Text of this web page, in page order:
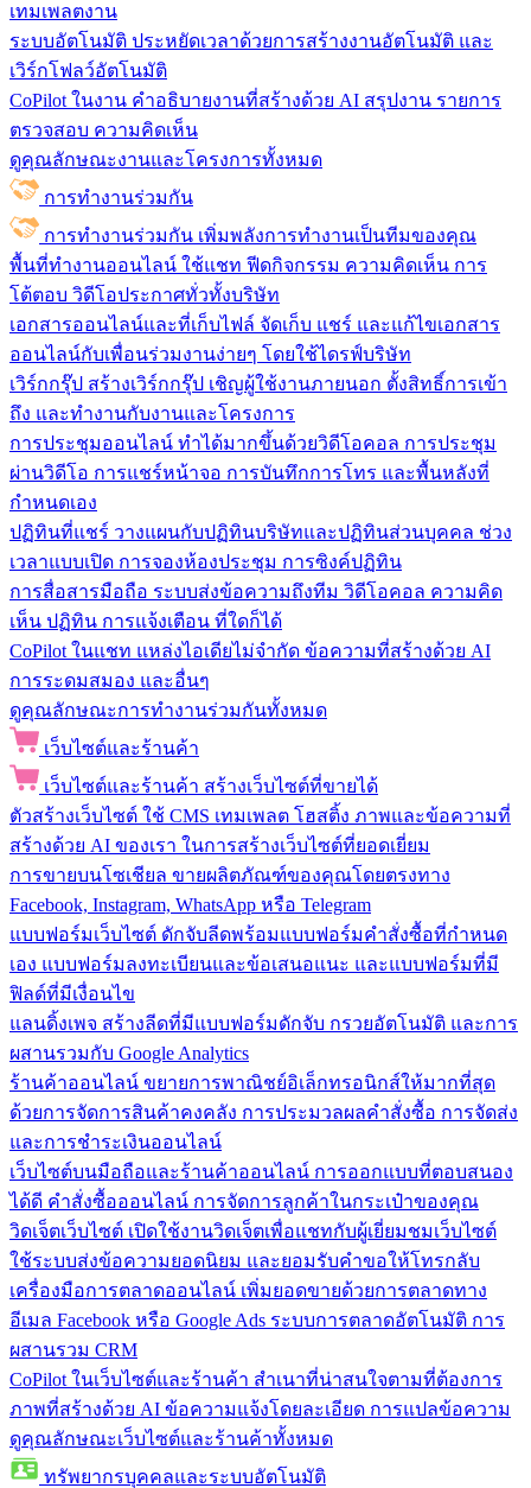
เทมเพลตงาน
ระบบอัตโนมัติ ประหยัดเวลาด้วยการสร้างงานอัตโนมัติ และ
เวิร์กโฟลว์อัตโนมัติ
CoPilot ในงาน คำอธิบายงานที่สร้างด้วย AI สรุปงาน รายการ
ตรวจสอบ ความคิดเห็น
ดูคุณลักษณะงานและโครงการทั้งหมด
การทำงานร่วมกัน
การทำงานร่วมกัน เพิ่มพลังการทำงานเป็นทีมของคุณ
พื้นที่ทำงานออนไลน์ ใช้แชท ฟีดกิจกรรม ความคิดเห็น การ
โต้ตอบ วิดีโอประกาศทั่วทั้งบริษัท
เอกสารออนไลน์และที่เก็บไฟล์ จัดเก็บ แชร์ และแก้ไขเอกสาร
ออนไลน์กับเพื่อนร่วมงานง่ายๆ โดยใช้ไดรฟ์บริษัท
เวิร์กกรุ๊ป สร้างเวิร์กกรุ๊ป เชิญผู้ใช้งานภายนอก ตั้งสิทธิ์การเข้า
ถึง และทำงานกับงานและโครงการ
การประชุมออนไลน์ ทำได้มากขึ้นด้วยวิดีโอคอล การประชุม
ผ่านวิดีโอ การแชร์หน้าจอ การบันทึกการโทร และพื้นหลังที่
กำหนดเอง
ปฏิทินที่แชร์ วางแผนกับปฏิทินบริษัทและปฏิทินส่วนบุคคล ช่วง
เวลาแบบเปิด การจองห้องประชุม การซิงค์ปฏิทิน
การสื่อสารมือถือ ระบบส่งข้อความถึงทีม วิดีโอคอล ความคิด
เห็น ปฏิทิน การแจ้งเตือน ที่ใดก็ได้
CoPilot ในแชท แหล่งไอเดียไม่จำกัด ข้อความที่สร้างด้วย AI
การระดมสมอง และอื่นๆ
ดูคุณลักษณะการทำงานร่วมกันทั้งหมด
เว็บไซต์และร้านค้า
เว็บไซต์และร้านค้า สร้างเว็บไซต์ที่ขายได้
ตัวสร้างเว็บไซต์ ใช้ CMS เทมเพลต โฮสติ้ง ภาพและข้อความที่
สร้างด้วย AI ของเรา ในการสร้างเว็บไซต์ที่ยอดเยี่ยม
การขายบนโซเชียล ขายผลิตภัณฑ์ของคุณโดยตรงทาง
Facebook, Instagram, WhatsApp หรือ Telegram
แบบฟอร์มเว็บไซต์ ดักจับลีดพร้อมแบบฟอร์มคำสั่งซื้อที่กำหนด
เอง แบบฟอร์มลงทะเบียนและข้อเสนอแนะ และแบบฟอร์มที่มี
ฟิลด์ที่มีเงื่อนไข
แลนดิ้งเพจ สร้างลีดที่มีแบบฟอร์มดักจับ กรวยอัตโนมัติ และการ
ผสานรวมกับ Google Analytics
ร้านค้าออนไลน์ ขยายการพาณิชย์อิเล็กทรอนิกส์ให้มากที่สุด
ด้วยการจัดการสินค้าคงคลัง การประมวลผลคำสั่งซื้อ การจัดส่ง
และการชำระเงินออนไลน์
เว็บไซต์บนมือถือและร้านค้าออนไลน์ การออกแบบที่ตอบสนอง
ได้ดี คำสั่งซื้อออนไลน์ การจัดการลูกค้าในกระเป๋าของคุณ
วิดเจ็ตเว็บไซต์ เปิดใช้งานวิดเจ็ตเพื่อแชทกับผู้เยี่ยมชมเว็บไซต์
ใช้ระบบส่งข้อความยอดนิยม และยอมรับคำขอให้โทรกลับ
เครื่องมือการตลาดออนไลน์ เพิ่มยอดขายด้วยการตลาดทาง
อีเมล Facebook หรือ Google Ads ระบบการตลาดอัตโนมัติ การ
ผสานรวม CRM
CoPilot ในเว็บไซต์และร้านค้า สำเนาที่น่าสนใจตามที่ต้องการ
ภาพที่สร้างด้วย AI ข้อความแจ้งโดยละเอียด การแปลข้อความ
ดูคุณลักษณะเว็บไซต์และร้านค้าทั้งหมด
ทรัพยากรบุคคลและระบบอัตโนมัติ